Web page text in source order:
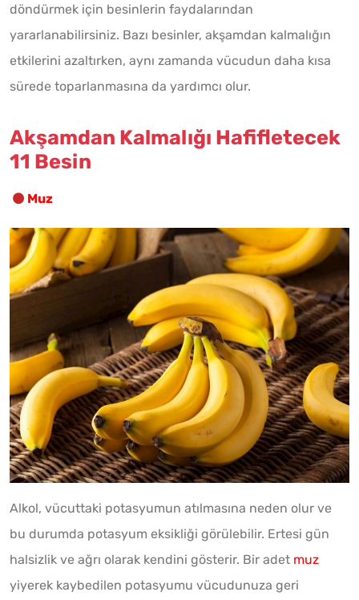
döndürmek için besinlerin faydalarından
yararlanabilirsiniz. Bazı besinler, akşamdan kalmalığın
etkilerini azaltırken, aynı zamanda vücudun daha kısa
sürede toparlanmasına da yardımcı olur.
Akşamdan Kalmalığı Hafifletecek
11 Besin
Muz
Alkol, vücuttaki potasyumun atılmasına neden olur ve
bu durumda potasyum eksikliği görülebilir. Ertesi gün
halsizlik ve ağrı olarak kendini gösterir. Bir adet muz
yiyerek kaybedilen potasyumu vücudunuza geri